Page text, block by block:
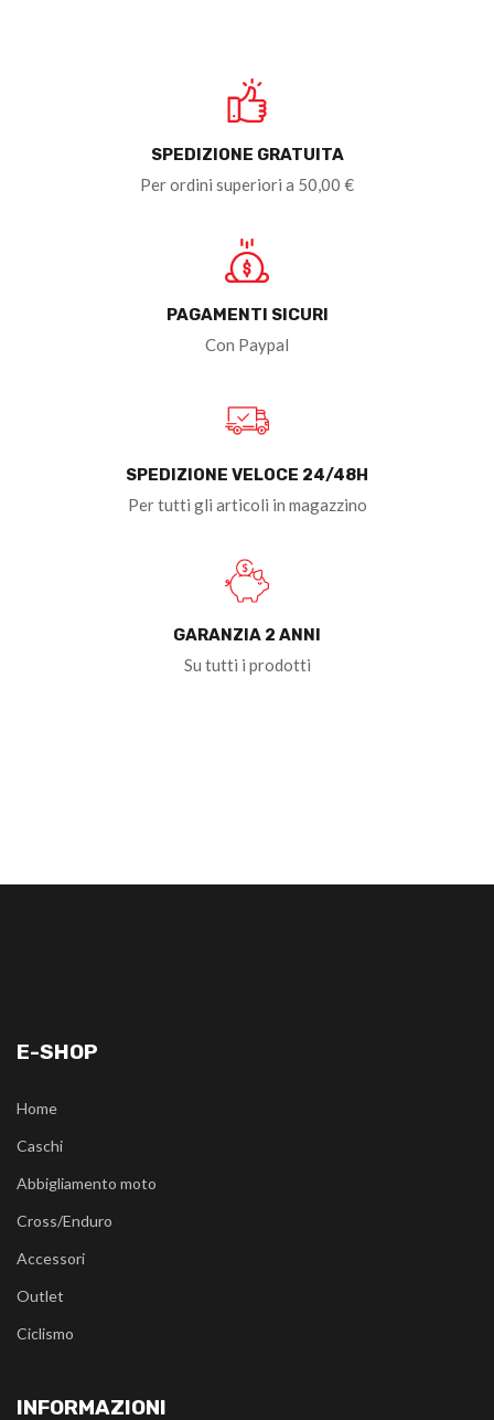
SPEDIZIONE GRATUITA
Per ordini superiori a 50,00 €
PAGAMENTI SICURI
Con Paypal
SPEDIZIONE VELOCE 24/48H
Per tutti gli articoli in magazzino
GARANZIA 2 ANNI
Su tutti i prodotti
E-SHOP
Home
Caschi
Abbigliamento moto
Cross/Enduro
Accessori
Outlet
Ciclismo
INFORMAZIONI